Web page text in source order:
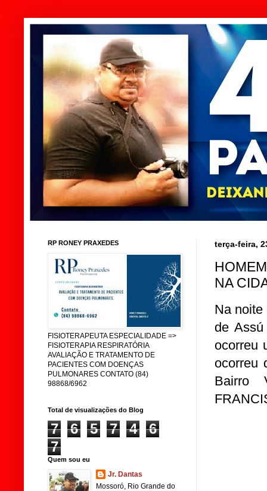
terça-feira,
NA
Na noite
de
ocorreu
ocorreu
Bairro
RP RONEY PRAXEDES
FISIOTERAPEUTA ESPECIALIDADE =>
FISIOTERAPIA RESPIRATÓRIA
AVALIAÇÃO E TRATAMENTO DE
PACIENTES COM DOENÇAS
PULMONARES CONTATO (84)
98868/6962
Total de visualizações do Blog
7 6 5 7 4
6
7
Quem sou eu
Jr. Dantas
Mossoró, Rio Grande do